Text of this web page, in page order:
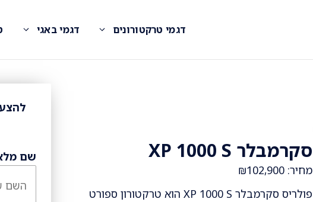
דגמי טרקטורונים דגמי באגי
סקרמבלר XP 1000 S
מחיר: ₪102,900
פולריס סקרמבלר XP 1000 S הוא טרקטורון ספורט
שם